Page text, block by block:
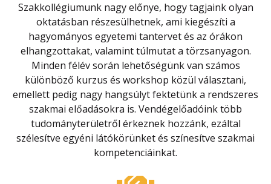
Szakkollégiumunk nagy előnye, hogy tagjaink olyan
oktatásban részesülhetnek, ami kiegészíti a
hagyományos egyetemi tantervet és az órákon
elhangzottakat, valamint túlmutat a törzsanyagon.
Minden félév során lehetőségünk van számos
különböző kurzus és workshop közül választani,
emellett pedig nagy hangsúlyt fektetünk a rendszeres
szakmai előadásokra is. Vendégelőadóink több
tudományterületről érkeznek hozzánk, ezáltal
szélesítve egyéni látókörünket és színesítve szakmai
kompetenciáinkat.